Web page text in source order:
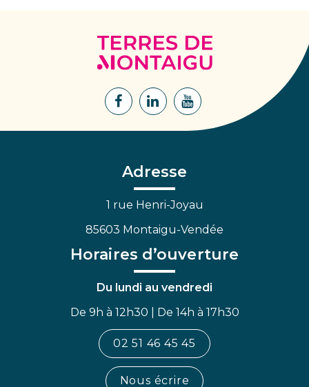
Terres
de
Montaigu
Lien
Facebook
Lien
Lien
Adresse
1 rue Henri-Joyau
85603 Montaigu-Vendée
Horaires d’ouverture
Du lundi au vendredi
De 9h à 12h30 | De 14h à 17h30
02 51 46 45 45
Nous écrire